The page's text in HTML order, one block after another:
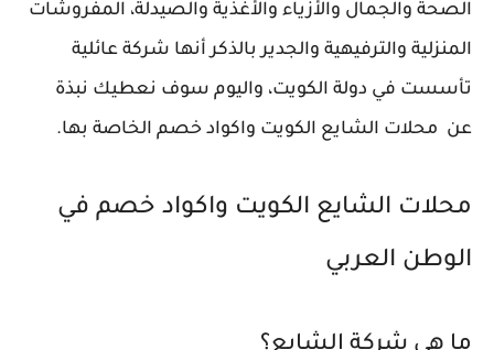
الصحة والجمال والأزياء والأغذية والصيدلة، المفروشات
المنزلية والترفيهية والجدير بالذكر أنها شركة عائلية
تأسست في دولة الكويت، واليوم سوف نعطيك نبذة
عن محلات الشايع الكويت واكواد خصم الخاصة بها.
محلات الشايع الكويت واكواد خصم في
الوطن العربي